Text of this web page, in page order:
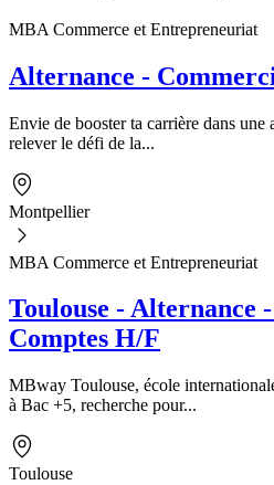
MBA Commerce et Entrepreneuriat
Alternance -
Envie de booster ta carrière dans une
relever le défi de la...
Montpellier
MBA Commerce et Entrepreneuriat
Toulouse - Alternance
Comptes H/F
MBway Toulouse, école
à Bac +5, recherche pour...
Toulouse